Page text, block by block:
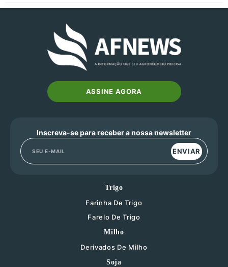
ASSINE AGORA
Inscreva-se para receber a nossa newsletter
ENVIAR
Trigo
Farinha De Trigo
Farelo De Trigo
Milho
Derivados De Milho
Soja